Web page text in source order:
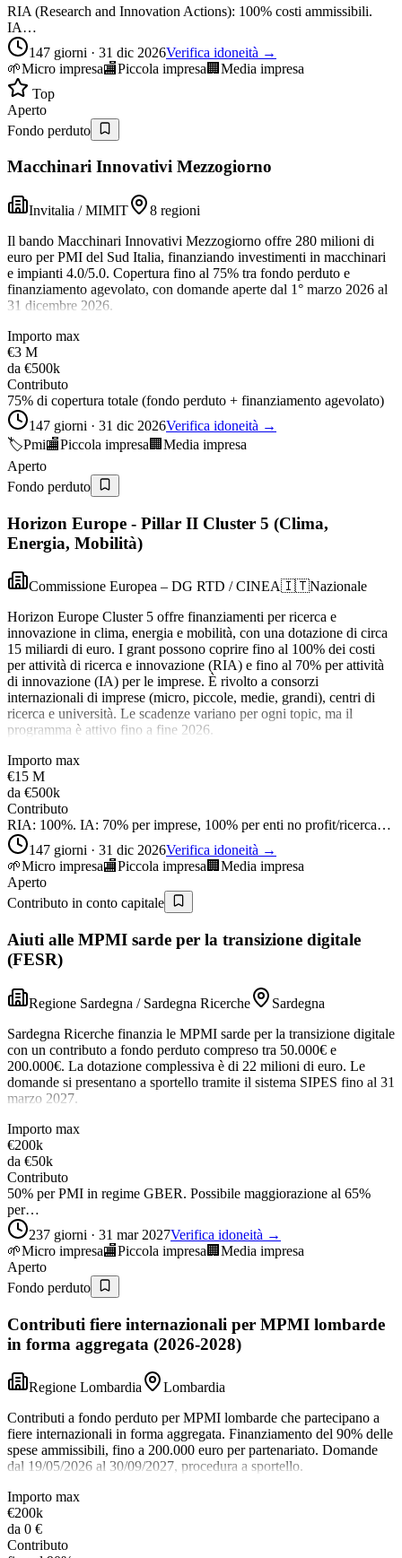
RIA (Research and Innovation Actions): 100% costi ammissibili.
IA…
147 giorni · 31 dic 2026Verifica idoneità →
🌱Micro impresa🏬Piccola impresa 🏢 Media impresa
Top
Aperto
Fondo perduto
Macchinari Innovativi Mezzogiorno
Invitalia / MIMIT
8 regioni
Il bando Macchinari Innovativi Mezzogiorno offre 280 milioni di
euro per PMI del Sud Italia, finanziando investimenti in macchinari
e impianti 4.0/5.0. Copertura fino al 75% tra fondo perduto e
finanziamento agevolato, con domande aperte dal 1° marzo 2026 al
31 dicembre 2026.
Importo max
€3 M
da €500k
Contributo
75% di copertura totale (fondo perduto + finanziamento agevolato)
147 giorni · 31 dic 2026Verifica idoneità →
🏷️Pmi🏬Piccola impresa 🏢 Media impresa
Aperto
Fondo perduto
Horizon Europe - Pillar II Cluster 5 (Clima,
Energia, Mobilità)
Commissione Europea – DG RTD / CINEA🇮🇹Nazionale
Horizon Europe Cluster 5 offre finanziamenti per ricerca e
innovazione in clima, energia e mobilità, con una dotazione di circa
15 miliardi di euro. I grant possono coprire fino al 100% dei costi
per attività di ricerca e innovazione (RIA) e fino al 70% per attività
di innovazione (IA) per le imprese. È rivolto a consorzi
internazionali di imprese (micro, piccole, medie, grandi), centri di
ricerca e università. Le scadenze variano per ogni topic, ma il
programma è attivo fino a fine 2026.
Importo max
€15 M
da €500k
Contributo
RIA: 100%. IA: 70% per imprese, 100% per enti no profit/ricerca…
147 giorni · 31 dic 2026Verifica idoneità →
🌱Micro impresa🏬Piccola impresa 🏢 Media impresa
Aperto
Contributo in conto capitale
Aiuti alle MPMI sarde per la transizione digitale
(FESR)
Regione Sardegna / Sardegna Ricerche
Sardegna
Sardegna Ricerche finanzia le MPMI sarde per la transizione digitale
con un contributo a fondo perduto compreso tra 50.000€ e
200.000€. La dotazione complessiva è di 22 milioni di euro. Le
domande si presentano a sportello tramite il sistema SIPES fino al 31
marzo 2027.
Importo max
€200k
da €50k
Contributo
50% per PMI in regime GBER. Possibile maggiorazione al 65%
per…
237 giorni · 31 mar 2027Verifica idoneità →
🌱Micro impresa🏬Piccola impresa 🏢 Media impresa
Aperto
Fondo perduto
Contributi fiere internazionali per MPMI lombarde
in forma aggregata (2026-2028)
Regione Lombardia
Lombardia
Contributi a fondo perduto per MPMI lombarde che partecipano a
fiere internazionali in forma aggregata. Finanziamento del 90% delle
spese ammissibili, fino a 200.000 euro per partenariato. Domande
dal 19/05/2026 al 30/09/2027, procedura a sportello.
Importo max
€200k
da 0 €
Contributo